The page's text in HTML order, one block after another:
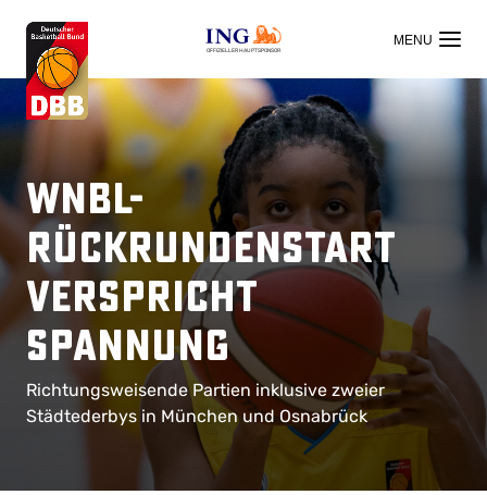
OFFIZIELLER HAUPTSPONSOR
WNBL-
Rückrundenstart
verspricht
Spannung
Richtungsweisende Partien inklusive zweier
Städtederbys in München und Osnabrück